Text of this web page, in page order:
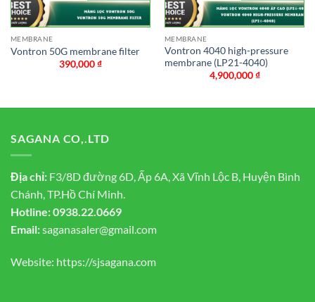
MEMBRANE
Vontron 50G membrane filter
390,000₫
MEMBRANE
Vontron 4040 high-pressure
membrane (LP21-4040)
4,900,000₫
SAGANA CO,.LTD
Địa chỉ: F3/8D đường 6D, Ấp 6A, Xã Vĩnh Lộc B, Huyện Bình
Chánh, TP.Hồ Chí Minh.
Hotline:0938.22.0669
Email:saganasaler@gmail.com
Website: https://sjsagana.com